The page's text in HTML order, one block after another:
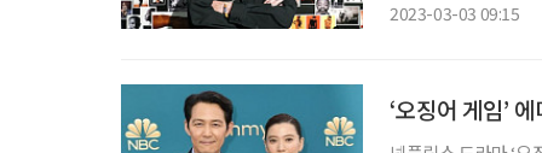
2023-03-03 09:15
‘오징어 게임’